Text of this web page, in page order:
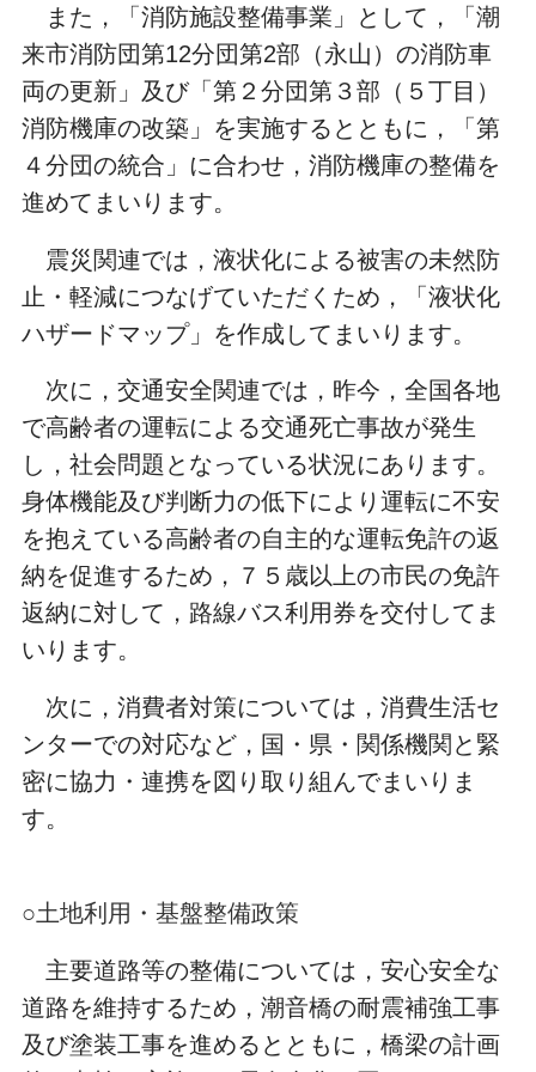
また，「消防施設整備事業」として，「潮
来市消防団第12分団第2部（永山）の消防車
両の更新」及び「第２分団第３部（５丁目）
消防機庫の改築」を実施するとともに，「第
４分団の統合」に合わせ，消防機庫の整備を
進めてまいります。
震災関連では，液状化による被害の未然防
止・軽減につなげていただくため，「液状化
ハザードマップ」を作成してまいります。
次に，交通安全関連では，昨今，全国各地
で高齢者の運転による交通死亡事故が発生
し，社会問題となっている状況にあります。
身体機能及び判断力の低下により運転に不安
を抱えている高齢者の自主的な運転免許の返
納を促進するため，７５歳以上の市民の免許
返納に対して，路線バス利用券を交付してま
いります。
次に，消費者対策については，消費生活セ
ンターでの対応など，国・県・関係機関と緊
密に協力・連携を図り取り組んでまいりま
す。
○土地利用・基盤整備政策
主要道路等の整備については，安心安全な
道路を維持するため，潮音橋の耐震補強工事
及び塗装工事を進めるとともに，橋梁の計画